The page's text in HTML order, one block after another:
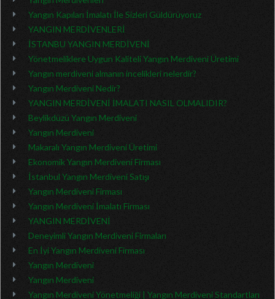
Yangın Kapıları İmalatı İle Sizleri Güldürüyoruz
YANGIN MERDİVENLERİ
İSTANBU YANGIN MERDİVENİ
Yönetmeliklere Uygun Kaliteli Yangın Merdiveni Üretimi
Yangın merdiveni almanın incelikleri nelerdir?
Yangın Merdiveni Nedir?
YANGIN MERDİVENİ İMALATI NASIL OLMALIDIR?
Beylikdüzü Yangın Merdiveni
Yangın Merdiveni
Makaralı Yangın Merdiveni Üretimi
Ekonomik Yangın Merdiveni Firması
İstanbul Yangın Merdiveni Satışı
Yangın Merdiveni Firması
Yangın Merdiveni İmalatı Firması
YANGIN MERDİVENİ
Deneyimli Yangın Merdiveni Firmaları
En İyi Yangın Merdiveni Firması
Yangın Merdiveni
Yangın Merdiveni
Yangın Merdiveni Yönetmeliği | Yangın Merdiveni Standartları